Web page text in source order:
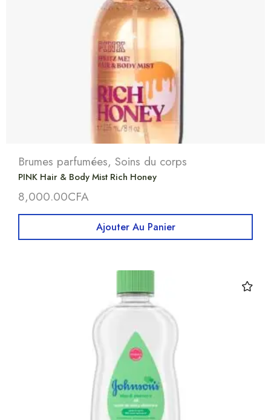
Brumes parfumées, Soins du corps
PINK Hair & Body Mist Rich Honey
8,000.00CFA
Ajouter Au Panier